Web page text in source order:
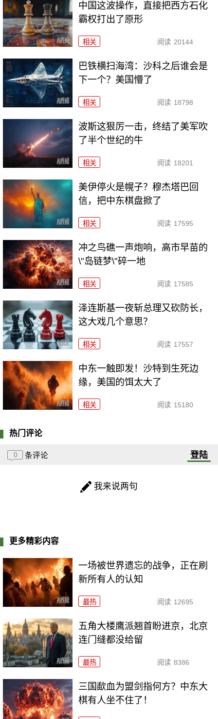
中国这波操作，直接把西方石化
霸权打出了原形
相关 阅读 20144
巴铁横扫海湾：沙科之后谁会是
下一个？美国懵了
相关 阅读 18798
波斯这狠厉一击，终结了美军吹
了半个世纪的牛
相关 阅读 18201
美伊停火是幌子？穆杰塔巴回
信，把中东棋盘掀了
相关 阅读 17595
冲之鸟礁一声炮响，高市早苗的
\"岛链梦\"碎一地
相关 阅读 17585
泽连斯基一夜斩总理又砍防长，
这大戏几个意思？
相关 阅读 17557
中东一触即发！沙特到生死边
缘，美国的饵太大了
相关 阅读 15180
热门评论
0 条评论 登陆
我来说两句
更多精彩内容
一场被世界遗忘的战争，正在刷
新所有人的认知
最热 阅读 12695
五角大楼鹰派翘首盼进京，北京
连门缝都没给留
最热 阅读 8386
三国歃血为盟剑指何方？中东大
棋有人坐不住了！